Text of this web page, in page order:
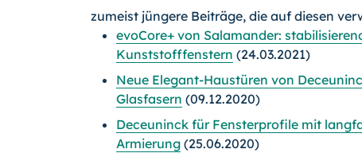
zumeist jüngere Beiträge, die auf diesen
evoCore+ von Salamander:
Kunststofffenstern (24.03.2021)
Neue Elegant-Haustüren von
Glasfasern (09.12.2020)
Deceuninck für Fensterprofile mit
Armierung (25.06.2020)